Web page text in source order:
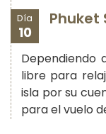
Día
10
Phuket
Dependiendo
libre para
isla por su
para el vuelo